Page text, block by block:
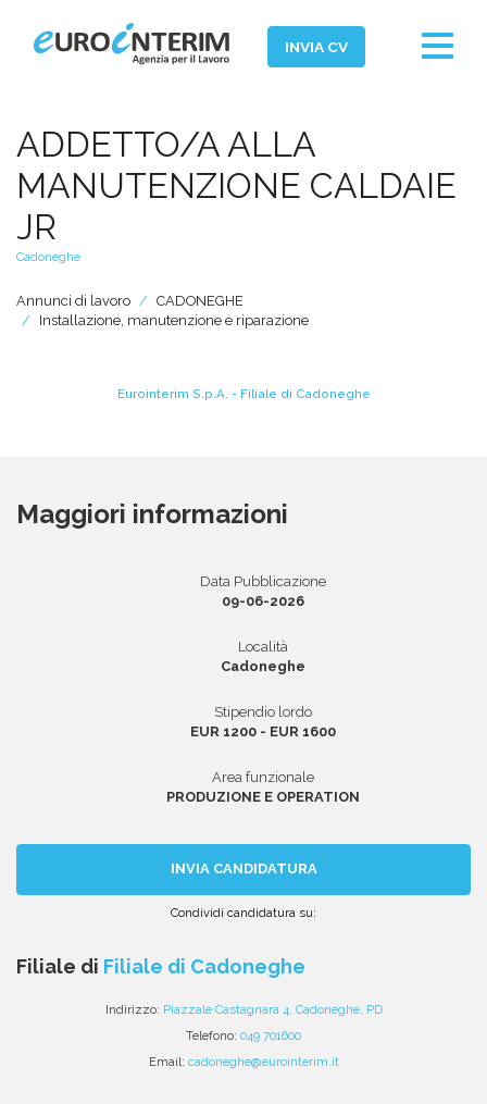
INVIA CV
Toggle
Chi Siamo
Aziende
Persone
Servizi
Filiali
News ed Eventi
ADDETTO/A ALLA
MANUTENZIONE CALDAIE
JR
Cadoneghe
Annunci di lavoro
CADONEGHE
Installazione, manutenzione e riparazione
Eurointerim S.p.A. - Filiale di Cadoneghe
Maggiori informazioni
Data Pubblicazione
09-06-2026
Località
Cadoneghe
Stipendio lordo
EUR 1200 - EUR 1600
Area funzionale
PRODUZIONE E OPERATION
INVIA CANDIDATURA
Condividi candidatura su:
email
Facebook
Twitter
Linkedin
WhatsApp
Filiale di Filiale di Cadoneghe
Indirizzo: Piazzale Castagnara 4, Cadoneghe, PD
Telefono: 049 701600
Email: cadoneghe@eurointerim.it